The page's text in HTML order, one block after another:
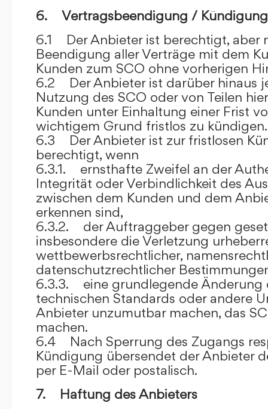
6. Vertragsbeendigung / Kündigung
6.1 Der Anbieter ist berechtigt, aber
Beendigung aller Verträge mit dem
Kunden zum SCO ohne vorherigen
6.2 Der Anbieter ist darüber hinaus
Nutzung des SCO oder von Teilen
Kunden unter Einhaltung einer Frist
wichtigem Grund fristlos zu kündigen.
6.3 Der Anbieter ist zur fristlosen
berechtigt, wenn
6.3.1. ernsthafte Zweifel an der
Integrität oder Verbindlichkeit des
zwischen dem Kunden und dem
erkennen sind,
6.3.2. der Auftraggeber gegen
insbesondere die Verletzung
wettbewerbsrechtlicher,
datenschutzrechtlicher
6.3.3. eine grundlegende Änderung
technischen Standards oder andere
Anbieter unzumutbar machen, das
machen.
6.4 Nach Sperrung des Zugangs
Kündigung übersendet der Anbieter
per E-Mail oder postalisch.
7. Haftung des Anbieters